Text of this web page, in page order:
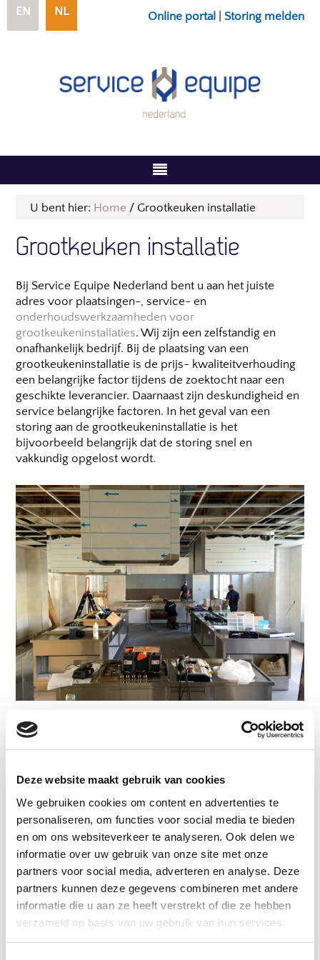
Deze website maakt gebruik van cookies
We gebruiken cookies om content en advertenties te
personaliseren, om functies voor social media te bieden
en om ons websiteverkeer te analyseren. Ook delen we
informatie over uw gebruik van onze site met onze
partners voor social media, adverteren en analyse. Deze
partners kunnen deze gegevens combineren met andere
informatie die u aan ze heeft verstrekt of die ze hebben
verzameld op basis van uw gebruik van hun services.
EN NL Online portal Storing melden
U bent hier: Home / Grootkeuken installatie
Grootkeuken installatie
Bij Service Equipe Nederland bent u aan het juiste
adres voor plaatsingen-, service- en
onderhoudswerkzaamheden voor
grootkeukeninstallaties. Wij zijn een zelfstandig en
onafhankelijk bedrijf. Bij de plaatsing van een
grootkeukeninstallatie is de prijs- kwaliteitverhouding
een belangrijke factor tijdens de zoektocht naar een
geschikte leverancier. Daarnaast zijn deskundigheid en
service belangrijke factoren. In het geval van een
storing aan de grootkeukeninstallatie is het
bijvoorbeeld belangrijk dat de storing snel en
vakkundig opgelost wordt.
Service
grootkeukeninstallatie. Om ervoor te zorgen dat de
installatie naar behoren blijft werken, is er onderhoud
nodig. Ook dienen er jaarlijks verplichte keuringen
uitgevoerd te worden, zoals de verplichte jaarlijkse
NEN 3140 keuring.
Ondanks goed onderhoud, kan een storing aan uw
grootkeukeninstallatie voorkomen. In het geval van een
storing, staat ons callcenter 24 uur per dag tot uw
beschikking om al uw vragen te beantwoorden. Wij
geven gratis telefonisch advies, waardoor storingen